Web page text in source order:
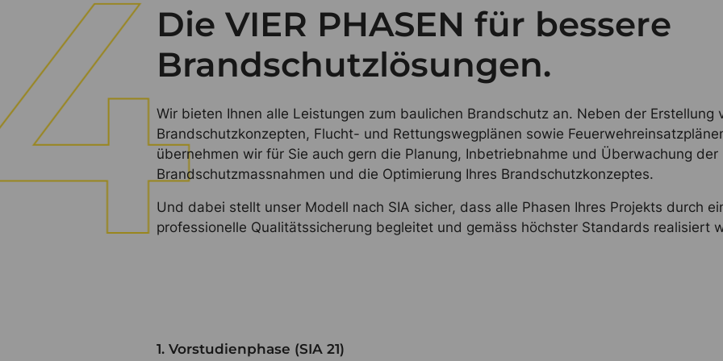
Die VIER PHASEN für bessere
Brandschutzlösungen.
Wir bieten Ihnen alle Leistungen zum baulichen Brandschutz an. Neben der Erstellung
Brandschutzkonzepten, Flucht- und Rettungswegplänen sowie
übernehmen wir für Sie auch gern die Planung, Inbetriebnahme und Überwachung der
Brandschutzmassnahmen und die Optimierung Ihres Brandschutzkonzeptes.
Und dabei stellt unser Modell nach SIA sicher, dass alle Phasen Ihres Projekts durch
professionelle Qualitätssicherung begleitet und gemäss höchster Standards realisiert
1. Vorstudienphase (SIA 21)